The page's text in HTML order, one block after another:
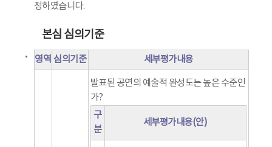
정하였습니다.
본심 심의기준
영역 심의기준 세부평가내용
발표된 공연의 예술적 완성도는 높은 수준인
가?
구
분
세부평가내용(안)